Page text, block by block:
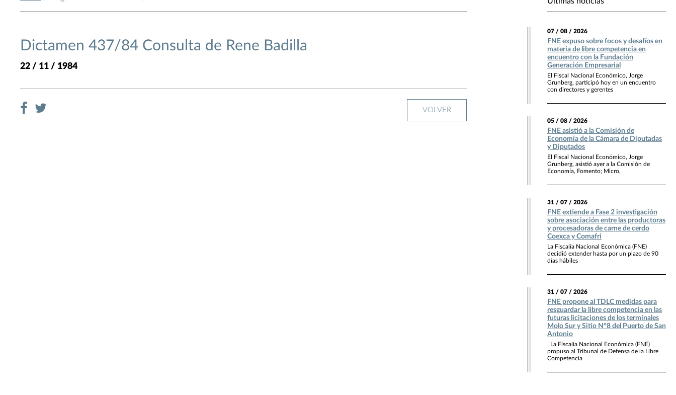
Dictamen 437/84 Consulta de Rene Badilla
22 / 11 / 1984
VOLVER
07 / 08 / 2026
FNE expuso sobre focos y desafíos en
materia de libre competencia en
encuentro con la Fundación
Generación Empresarial
El Fiscal Nacional Económico, Jorge
Grunberg, participó hoy en un encuentro
con directores y gerentes
05 / 08 / 2026
FNE asistió a la Comisión de
Economía de la Cámara de Diputadas
y Diputados
El Fiscal Nacional Económico, Jorge
Grunberg, asistió ayer a la Comisión de
Economía, Fomento; Micro,
31 / 07 / 2026
FNE extiende a Fase 2 investigación
sobre asociación entre las productoras
y procesadoras de carne de cerdo
Coexca y Comafri
La Fiscalía Nacional Económica (FNE)
decidió extender hasta por un plazo de 90
días hábiles
31 / 07 / 2026
FNE propone al TDLC medidas para
resguardar la libre competencia en las
futuras licitaciones de los terminales
Molo Sur y Sitio N°8 del Puerto de San
Antonio
La Fiscalía Nacional Económica (FNE)
propuso al Tribunal de Defensa de la Libre
Competencia